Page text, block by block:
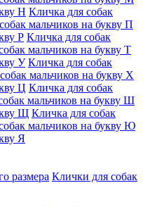
Н Кличка для собак
мальчиков на букву П
Р Кличка для собак
мальчиков на букву Т
У Кличка для собак
мальчиков на букву Х
Ц Кличка для собак
мальчиков на букву Ш
Щ Кличка для собак
мальчиков на букву Ю
Я
размера Клички для собак